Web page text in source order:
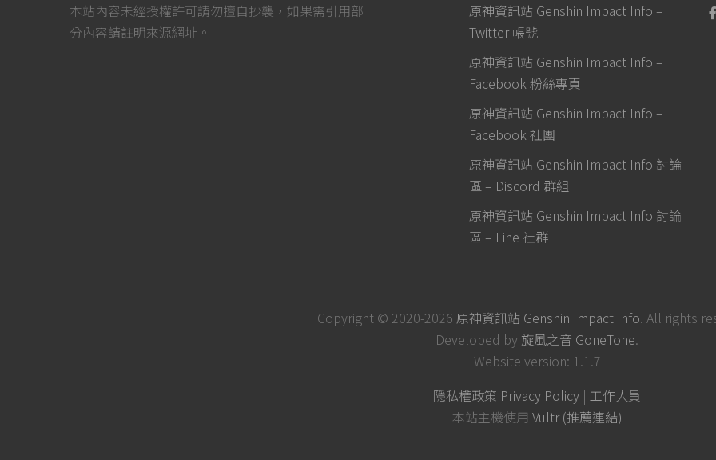
本站內容未經授權許可請勿擅自抄襲，如果需引用部
分內容請註明來源網址。
原神資訊站 Genshin Impact Info –
Twitter 帳號
原神資訊站 Genshin Impact Info –
Facebook 粉絲專頁
原神資訊站 Genshin Impact Info –
Facebook 社團
原神資訊站 Genshin Impact Info 討論
區 – Discord 群組
原神資訊站 Genshin Impact Info 討論
區 – Line 社群
Copyright © 2020-2026 原神資訊站 Genshin Impact Info. All rights
Developed by 旋風之音 GoneTone.
Website version: 1.1.7
隱私權政策 Privacy Policy | 工作人員
本站主機使用 Vultr (推薦連結)